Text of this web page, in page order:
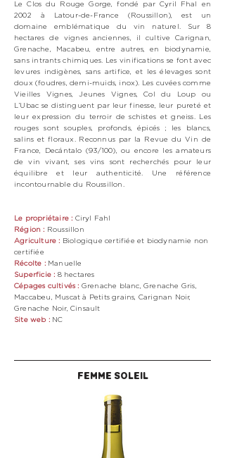
Le Clos du Rouge Gorge, fondé par Cyril Fhal en
2002 à Latour-de-France (Roussillon), est un
domaine emblématique du vin naturel. Sur 8
hectares de vignes anciennes, il cultive Carignan,
Grenache, Macabeu, entre autres, en biodynamie,
sans intrants chimiques. Les vinifications se font avec
levures indigènes, sans artifice, et les élevages sont
doux (foudres, demi-muids, inox). Les cuvées comme
Vieilles Vignes, Jeunes Vignes, Col du Loup ou
L’Ubac se distinguent par leur finesse, leur pureté et
leur expression du terroir de schistes et gneiss. Les
rouges sont souples, profonds, épicés ; les blancs,
salins et floraux. Reconnus par la Revue du Vin de
France, Decántalo (93/100), ou encore les amateurs
de vin vivant, ses vins sont recherchés pour leur
équilibre et leur authenticité. Une référence
incontournable du Roussillon.
Le propriétaire : Ciryl Fahl
Région : Roussillon
Agriculture : Biologiquecertifiée et biodynamie non
certifiée
Récolte :Manuelle
Superficie : 8 hectares
Cépages cultivés : Grenache blanc, Grenache Gris,
Maccabeu, Muscat à Petits grains, Carignan Noir,
Grenache Noir, Cinsault
Site web : NC
FEMME SOLEIL